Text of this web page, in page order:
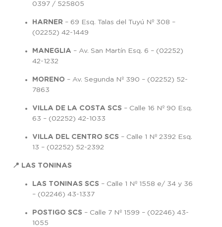
0397 / 525805
HARNER – 69 Esq. Talas del Tuyú Nº 308 –
(02252) 42-1449
MANEGLIA – Av. San Martín Esq. 6 – (02252)
42-1232
MORENO – Av. Segunda Nº 390 – (02252) 52-
7863
VILLA DE LA COSTA SCS – Calle 16 Nº 90 Esq.
63 – (02252) 42-1033
VILLA DEL CENTRO SCS – Calle 1 Nº 2392 Esq.
13 – (02252) 52-2392
📍 LAS TONINAS
LAS TONINAS SCS – Calle 1 Nº 1558 e/ 34 y 36
– (02246) 43-1337
POSTIGO SCS – Calle 7 Nº 1599 – (02246) 43-
1055